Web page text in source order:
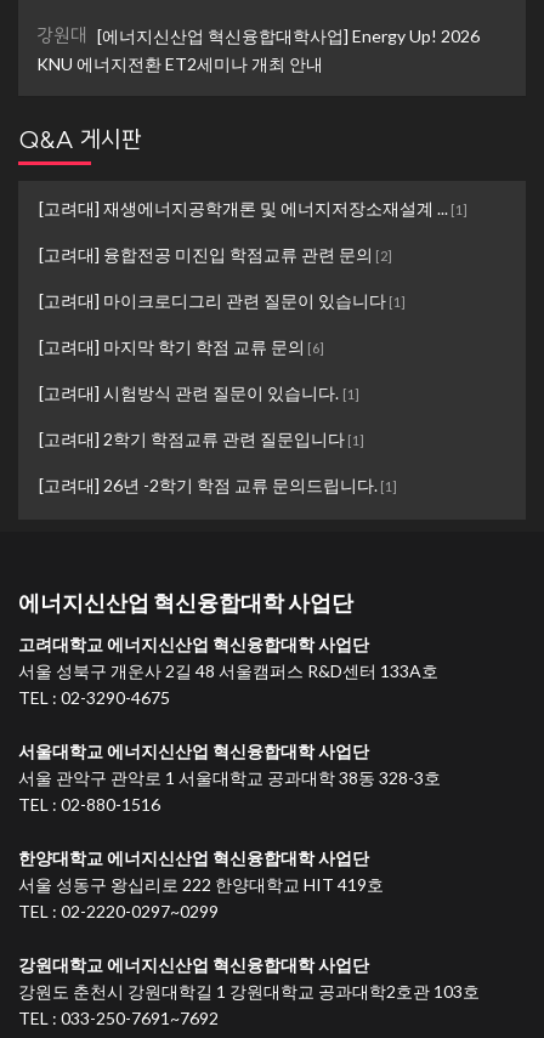
강원대 [에너지신산업 혁신융합대학사업] Energy Up! 2026
KNU 에너지전환 ET2세미나 개최 안내
Q&A 게시판
[고려대] 재생에너지공학개론 및 에너지저장소재설계 ... [1]
[고려대] 융합전공 미진입 학점교류 관련 문의 [2]
[고려대] 마이크로디그리 관련 질문이 있습니다 [1]
[고려대] 마지막 학기 학점 교류 문의 [6]
[고려대] 시험방식 관련 질문이 있습니다. [1]
[고려대] 2학기 학점교류 관련 질문입니다 [1]
[고려대] 26년 -2학기 학점 교류 문의드립니다. [1]
에너지신산업 혁신융합대학 사업단
고려대학교 에너지신산업 혁신융합대학 사업단
서울 성북구 개운사 2길 48 서울캠퍼스 R&D센터 133A호
TEL : 02-3290-4675
서울대학교 에너지신산업 혁신융합대학 사업단
서울 관악구 관악로 1 서울대학교 공과대학 38동 328-3호
TEL : 02-880-1516
한양대학교 에너지신산업 혁신융합대학 사업단
서울 성동구 왕십리로 222 한양대학교 HIT 419호
TEL : 02-2220-0297~0299
강원대학교 에너지신산업 혁신융합대학 사업단
강원도 춘천시 강원대학길 1 강원대학교 공과대학2호관 103호
TEL : 033-250-7691~7692